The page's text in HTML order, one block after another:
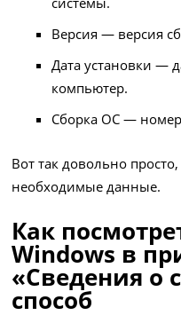
Версия — версия
Дата установки —
компьютер.
Сборка ОС —
Вот так довольно
необходимые данные.
Как
Windows в
«Сведения о
способ